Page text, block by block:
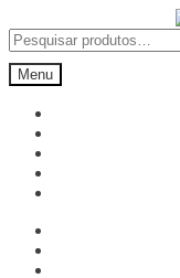
para
a
navegação
para
o
conteúdo
Pesquisar
por:
Menu